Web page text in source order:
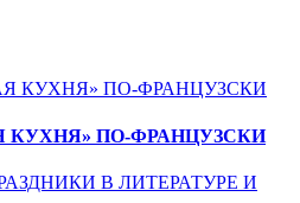
КУХНЯ» ПО-ФРАНЦУЗСКИ